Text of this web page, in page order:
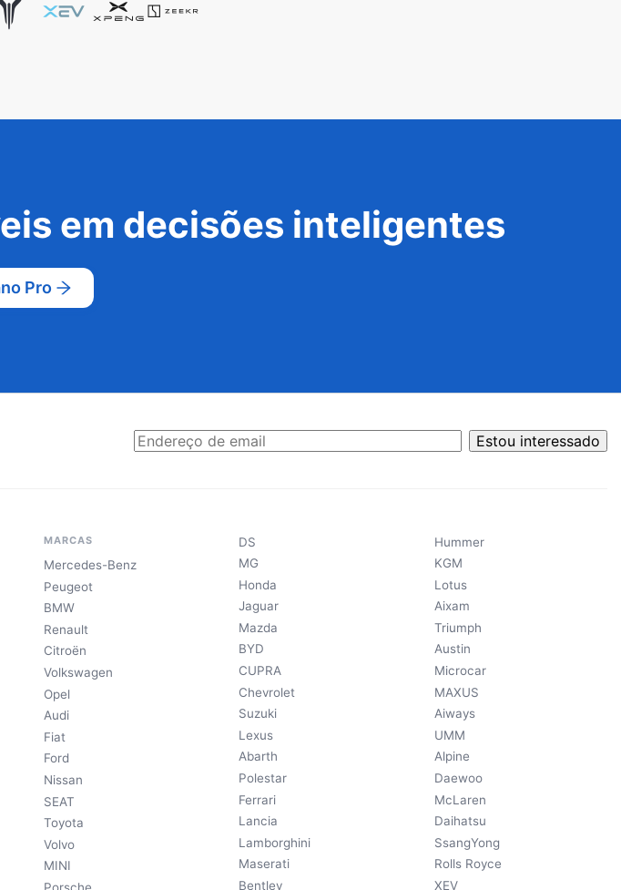
em decisões inteligentes
Pro
Estou interessado
MARCAS
Mercedes-Benz
Peugeot
BMW
Renault
Citroën
Volkswagen
Opel
Audi
Fiat
Ford
Nissan
SEAT
Toyota
Volvo
MINI
DS
MG
Honda
Jaguar
Mazda
BYD
CUPRA
Chevrolet
Suzuki
Lexus
Abarth
Polestar
Ferrari
Lancia
Lamborghini
Maserati
Bentley
Hummer
KGM
Lotus
Aixam
Triumph
Austin
Microcar
MAXUS
Aiways
UMM
Alpine
Daewoo
McLaren
Daihatsu
SsangYong
Rolls Royce
XEV